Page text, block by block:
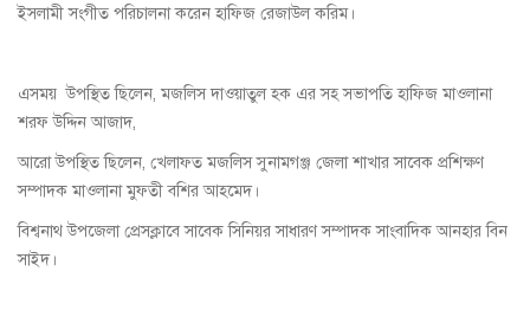
ইসলামী সংগীত পরিচালনা করেন হাফিজ রেজাউল করিম।
এসময় উপস্থিত ছিলেন, মজলিস দাওয়াতুল হক এর সহ সভাপতি হাফিজ মাওলানা
শরফ উদ্দিন আজাদ,
আরো উপস্থিত ছিলেন, খেলাফত মজলিস সুনামগঞ্জ জেলা শাখার সাবেক প্রশিক্ষণ
সম্পাদক মাওলানা মুফতী বশির আহমেদ।
বিশ্বনাথ উপজেলা প্রেসক্লাবে সাবেক সিনিয়র সাধারণ সম্পাদক সাংবাদিক আনহার বিন
সাইদ।